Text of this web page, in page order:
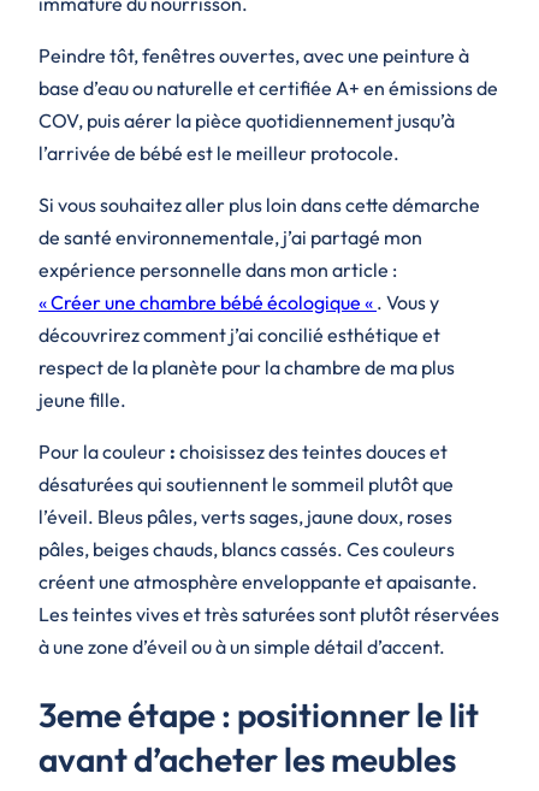
Peindre tôt, fenêtres ouvertes, avec une peinture à
base d’eau ou naturelle et certifiée A+ en émissions de
COV, puis aérer la pièce quotidiennement jusqu’à
l’arrivée de bébé est le meilleur protocole.
Si vous souhaitez aller plus loin dans cette démarche
de santé environnementale, j’ai partagé mon
expérience personnelle dans mon article :
« Créer une chambre bébé écologique « . Vous y
découvrirez comment j’ai concilié esthétique et
respect de la planète pour la chambre de ma plus
jeune fille.
Pour la couleur : choisissez des teintes douces et
désaturées qui soutiennent le sommeil plutôt que
l’éveil. Bleus pâles, verts sages, jaune doux, roses
pâles, beiges chauds, blancs cassés. Ces couleurs
créent une atmosphère enveloppante et apaisante.
Les teintes vives et très saturées sont plutôt réservées
à une zone d’éveil ou à un simple détail d’accent.
3eme étape : positionner le lit
avant d’acheter les meubles